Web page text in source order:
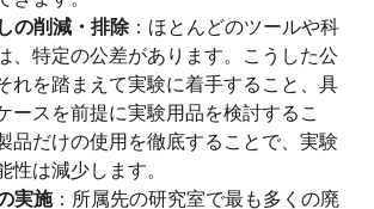
の削減・排除：ほとんどのツールや科
、特定の公差があります。こうした公
れを踏まえて実験に着手すること、具
ースを前提に実験用品を検討するこ
品だけの使用を徹底することで、実験
性は減少します。
実施：所属先の研究室で最も多くの廃